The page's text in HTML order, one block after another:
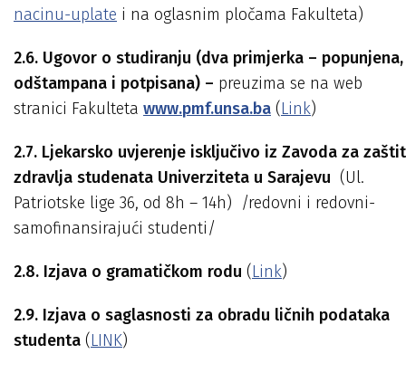
nacinu-uplate i na oglasnim pločama Fakulteta)
2.6. Ugovor o studiranju (dva primjerka – popunjena,
odštampana i potpisana) – preuzima se na web
stranici Fakulteta www.pmf.unsa.ba (Link)
2.7. Ljekarsko uvjerenje isključivo iz Zavoda za
zdravlja studenata Univerziteta u Sarajevu (Ul.
Patriotske lige 36, od 8h – 14h) /redovni i redovni-
samofinansirajući studenti/
2.8. Izjava o gramatičkom rodu (Link)
2.9. Izjava o saglasnosti za obradu ličnih podataka
studenta (LINK)